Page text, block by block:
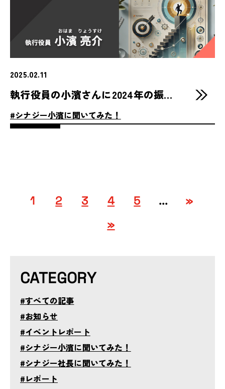
CATEGORY
#すべての記事
#お知らせ
#イベントレポート
#シナジー小濱に聞いてみた！
#シナジー社長に聞いてみた！
#レポート
2025.02.11
執行役員の小濱さんに2024年の振り返りと2025年のスローガンを聞きました！
#シナジー小濱に聞いてみた！
1 2 3 4 5 ...
»
»